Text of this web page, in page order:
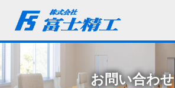
お問い合わせ